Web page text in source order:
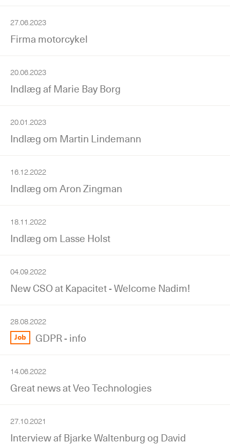
27.06.2023
Firma motorcykel
20.06.2023
Indlæg af Marie Bay Borg
20.01.2023
Indlæg om Martin Lindemann
16.12.2022
Indlæg om Aron Zingman
18.11.2022
Indlæg om Lasse Holst
04.09.2022
New CSO at Kapacitet - Welcome Nadim!
28.08.2022
Job
GDPR - info
14.06.2022
Great news at Veo Technologies
27.10.2021
Interview af Bjarke Waltenburg og David